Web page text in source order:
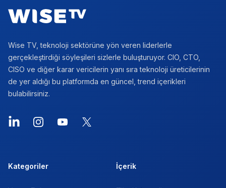
Wise TV, teknoloji sektörüne yön veren liderlerle
gerçekleştirdiği söyleşileri sizlerle buluşturuyor. CIO, CTO,
CISO ve diğer karar vericilerin yanı sıra teknoloji üreticilerinin
de yer aldığı bu platformda en güncel, trend içerikleri
bulabilirsiniz.
LinkedInInstagramYouTube
X
Kategoriler İçerik